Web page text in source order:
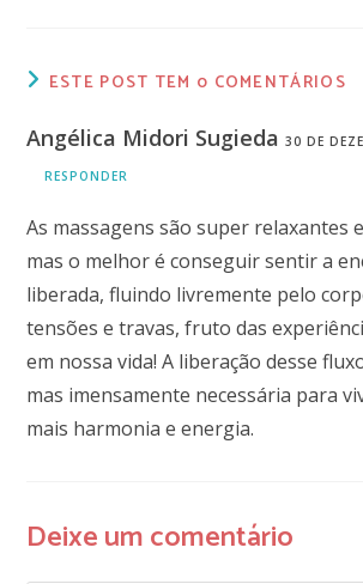
ESTE POST TEM 0 COMENTÁRIOS
Angélica Midori Sugieda30 DE
RESPONDER
As massagens são super relaxantes
mas o melhor é conseguir sentir a
liberada, fluindo livremente pelo
tensões e travas, fruto das
em nossa vida! A liberação desse
mas imensamente necessária para
mais harmonia e energia.
Deixe um comentário